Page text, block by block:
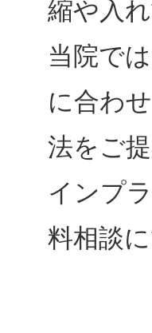
縮や入
当院で
に合わ
法をご
インプ
料相談